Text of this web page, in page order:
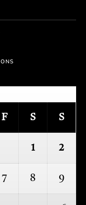
F S S
1 2
7 8 9